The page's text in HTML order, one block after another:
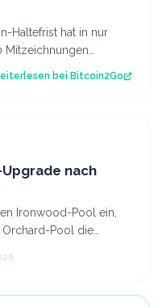
Haltefrist hat in nur
Mitzeichnungen
bei Bitcoin2Go
nach
Ironwood-Pool ein,
Pool die
ermöglichte.